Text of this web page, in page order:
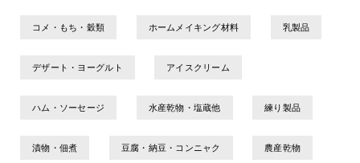
コメ・もち・穀類 ホームメイキング材料 乳製品
デザート・ヨーグルト アイスクリーム
ハム・ソーセージ 水産乾物・塩蔵他 練り製品
漬物・佃煮 豆腐・納豆・コンニャク 農産乾物